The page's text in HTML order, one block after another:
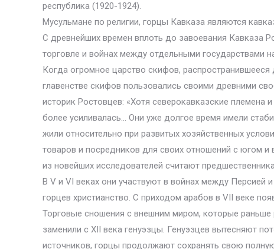
республика (1920-1924).
Мусульмане по религии, горцы Кавказа являются
С древнейших времен вплоть до завоевания Кавказа
торговле и войнах между отдельными государствами
Когда огромное царство скифов,
главенстве скифов пользовались своими древними
историк Ростовцев: «Хотя северокавказские
более усиливалась… Они уже долгое время имели
жили относительно при развитых хозяйственных
товаров и посредников для своих отношений с югом и
из новейших исследователей считают
В V и VI веках они участвуют в войнах между
горцев христианство. С приходом арабов в VII веке
Торговые сношения с внешним миром, которые раньше
заменили с XII века генуэзцы. Генуэзцев вытесняют
источников, горцы продолжают сохранять свою